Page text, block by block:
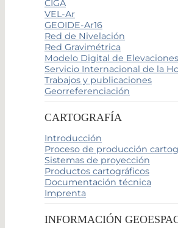
CIGA
VEL-Ar
GEOIDE-Ar16
Red de Nivelación
Red Gravimétrica
Modelo Digital de Elevaciones
Servicio Internacional de la
Trabajos y publicaciones
Georreferenciación
CARTOGRAFÍA
Introducción
Proceso de producción
Sistemas de proyección
Productos cartográficos
Documentación técnica
Imprenta
INFORMACIÓN